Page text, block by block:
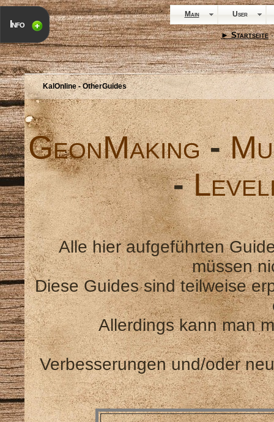
Main User
► Startseite ·
Info
KalOnline - OtherGuides
GeonMaking-
-
Alle hier aufgeführten
müssen
Diese Guides sind teilweise
Allerdings kann man
Verbesserungen und/oder